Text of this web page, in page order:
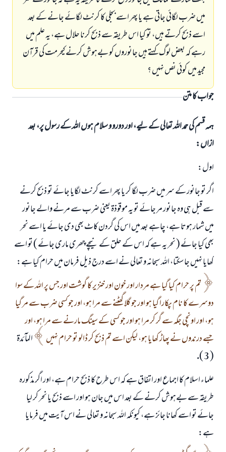
ميں ضرب لگائى جاتى ہے يا پھر اسے بجلى كا كرنٹ لگائے جانے كے بعد
اسے ذبح كرتے ہيں، تو كيا اس طريقہ سے ذبح كرنا حلال ہے، يہ علم ميں
رہے كہ بعض لوگ كہتے ہيں جانوروں كو بےہوش كرنے كىحرمت كى قرآن
مجيد ميں كوئى نص نہيں ؟
جواب کا متن
ہمہ قسم کی حمد اللہ تعالی کے لیے، اور دورو و سلام ہوں اللہ کے رسول پر، بعد
ازاں:
اول:
اگر تو جانور كے سر ميں ضرب لگا كر يا پھر اسے كرنٹ لگايا جائے تو ذبح كرنے
سے قبل ہى وہ جانور مر جائے تو يہ موقوذۃ يعنى ضرب سے مرنے والے جانور
ميں شمار ہوتا ہے، چاہے بعد ميں اس كى گردن كاٹ بھى دى جائے يا اسے نحر
بھى كيا جائے ( نحر يہ ہے كہ اس كے حلق كے نيچے چھرى مارى جائے ) تو اسے
كھايا نہيں جا سكتا، اللہ سبحانہ و تعالى نے اسے درج ذيل فرمان ميں حرام كيا ہے:
تم پر حرام كيا گيا ہے مردار اور خون اور خنزير كا گوشت اور جس پر اللہ كے سوا
دوسرے كا نام پكارا گيا ہو اور جو گلا گھٹنے سے مرا ہو، اور جو كسى ضرب سے مر گيا
ہو، اور اونچى جگہ سے گر كر مرا ہو اور جو كسى كے سينگ مارنے سے مرا ہو، اور
جسے درندوں نے پھاڑ كھايا ہو، ليكن اسے تم ذبح كر ڈالو تو حرام نہيں
المآئدۃ
( 3 ).
علماء اسلام كا اجماع اور اتفاق ہے كہ اس طرح كا ذبح حرام ہے، اور اگر مذكورہ
طريقہ سے بےہوش كرنے كے بعد اس ميں جان ہو اور اسے ذبح يا نحر كر ليا
جائے تو اسے كھانا جائز ہے، كيونكہ اللہ سبحانہ و تعالى نے اس آيت ميں فرمايا
ہے: